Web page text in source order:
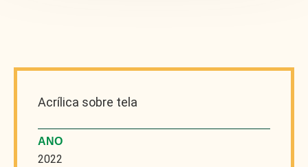
Acrílica sobre tela
ANO
2022